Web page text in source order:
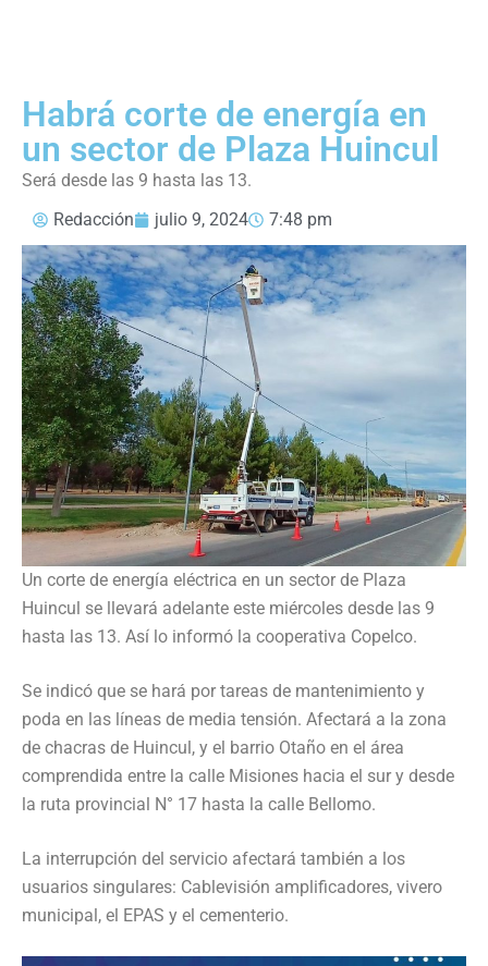
Habrá corte de energía en
un sector de Plaza Huincul
Será desde las 9 hasta las 13.
Redacción
julio 9, 2024 7:48 pm
Un corte de energía eléctrica en un sector de Plaza
Huincul se llevará adelante este miércoles desde las 9
hasta las 13. Así lo informó la cooperativa Copelco.
Se indicó que se hará por tareas de mantenimiento y
poda en las líneas de media tensión. Afectará a la zona
de chacras de Huincul, y el barrio Otaño en el área
comprendida entre la calle Misiones hacia el sur y desde
la ruta provincial N° 17 hasta la calle Bellomo.
La interrupción del servicio afectará también a los
usuarios singulares: Cablevisión amplificadores, vivero
municipal, el EPAS y el cementerio.